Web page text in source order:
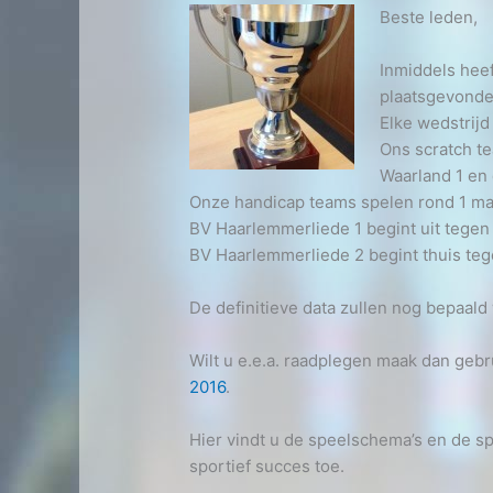
Beste leden,
Inmiddels
Elke
Ons scratch
Waarland 1
Onze handicap teams spelen rond 1
BV Haarlemmerliede 1 begint uit tegen
BV Haarlemmerliede 2 begint thuis
De definitieve data zullen nog bepaald
Wilt u e.e.a. raadplegen maak dan
2016.
Hier vindt u de speelschema’s en de
sportief succes toe.